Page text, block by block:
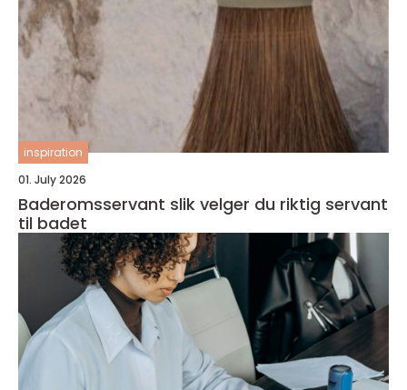
inspiration
01. July 2026
Baderomsservant slik velger du riktig servant
til badet